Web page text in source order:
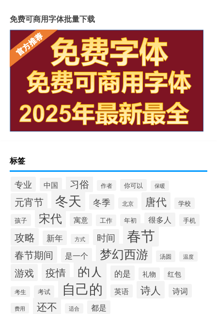
免费可商用字体批量下载
标签
专业 中国 习俗 作者 你可以 保暖
元宵节 冬天 冬季 北京 唐代 学校
孩子 宋代 寓意 工作 年初 很多人 手机
攻略 新年 方式 时间 春节
春节期间 是一个 梦幻西游 汤圆 温度
游戏 疫情 的人 的是 礼物 红包
考生 考试 自己的 英语 诗人 诗词
费用 还不 适合 都是